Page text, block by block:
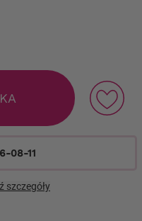
08-11
szczegóły